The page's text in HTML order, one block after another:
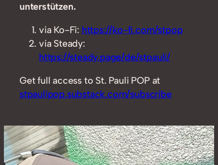
unterstützen.
via Ko-Fi: https://ko-fi.com/stpop
via Steady:
https://steady.page/de/stpauli/
Get full access to St. Pauli POP at
stpaulipop.substack.com/subscribe